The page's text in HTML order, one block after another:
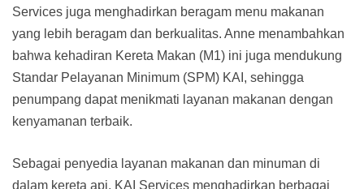
Services juga menghadirkan beragam menu makanan
yang lebih beragam dan berkualitas. Anne menambahkan
bahwa kehadiran Kereta Makan (M1) ini juga mendukung
Standar Pelayanan Minimum (SPM) KAI, sehingga
penumpang dapat menikmati layanan makanan dengan
kenyamanan terbaik.
Sebagai penyedia layanan makanan dan minuman di
dalam kereta api, KAI Services menghadirkan berbagai